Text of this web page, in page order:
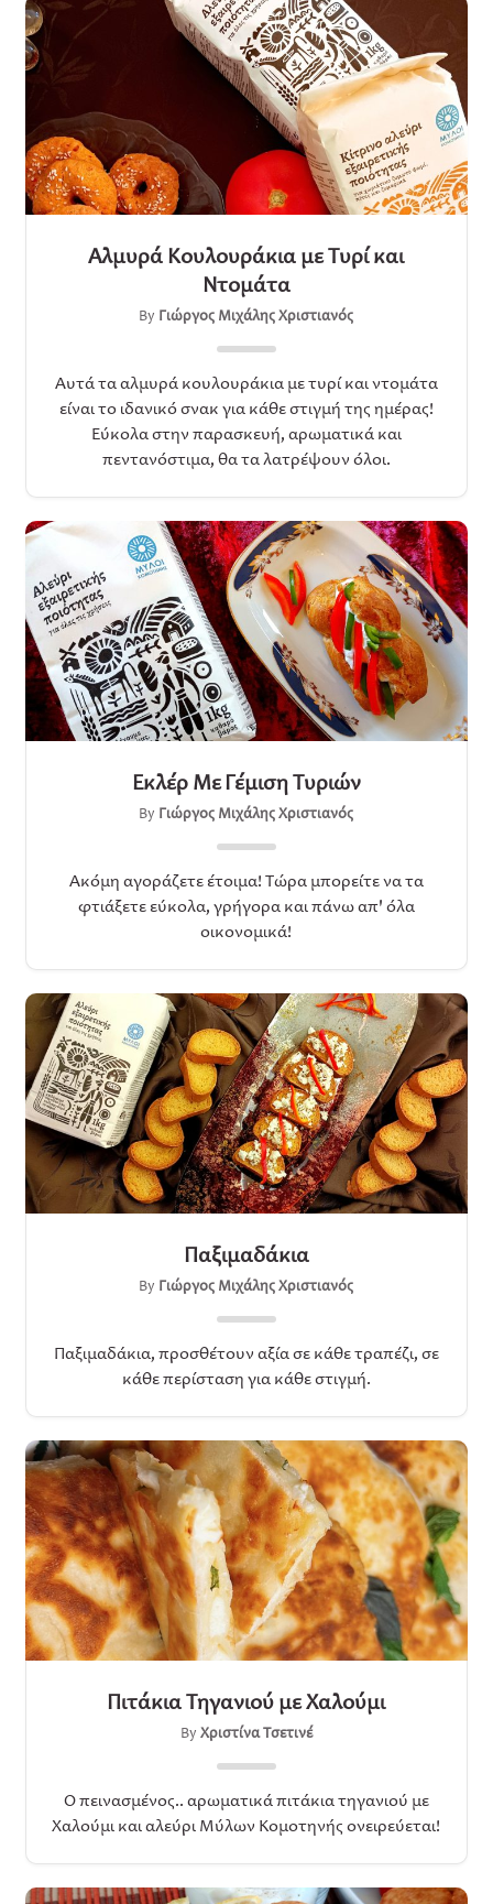
Αλμυρά Κουλουράκια με Τυρί και
Ντομάτα
By Γιώργος Μιχάλης Χριστιανός
Αυτά τα αλμυρά κουλουράκια με τυρί και ντομάτα
είναι το ιδανικό σνακ για κάθε στιγμή της ημέρας!
Εύκολα στην παρασκευή, αρωματικά και
πεντανόστιμα, θα τα λατρέψουν όλοι.
Εκλέρ Με Γέμιση Τυριών
By Γιώργος Μιχάλης Χριστιανός
Ακόμη αγοράζετε έτοιμα! Τώρα μπορείτε να τα
φτιάξετε εύκολα, γρήγορα και πάνω απ' όλα
οικονομικά!
Παξιμαδάκια
By Γιώργος Μιχάλης Χριστιανός
Παξιμαδάκια, προσθέτουν αξία σε κάθε τραπέζι, σε
κάθε περίσταση για κάθε στιγμή.
Πιτάκια Τηγανιού με Χαλούμι
By Χριστίνα Τσετινέ
Ο πεινασμένος.. αρωματικά πιτάκια τηγανιού με
Χαλούμι και αλεύρι Μύλων Κομοτηνής ονειρεύεται!